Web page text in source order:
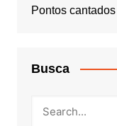
Pontos cantados
Busca